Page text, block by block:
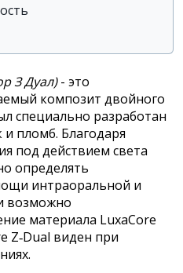
З Дуал)- это
композит двойного
специально разработан
и пломб. Благодаря
под действием света
определять
интраоральной и
возможно
материала LuxaCore
Z‑Dual виден при